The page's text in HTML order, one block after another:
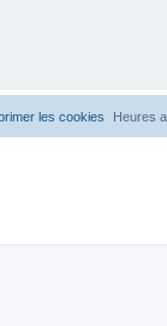
Heures
les cookies